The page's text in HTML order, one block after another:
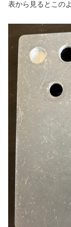
表から見るとこの